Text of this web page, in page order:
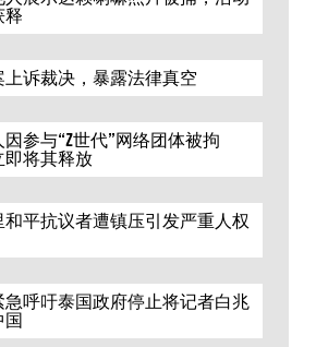
释
诉裁决，暴露法律真空
参与“Z世代”网络团体被拘
即将其释放
和平抗议者遭镇压引发严重人权
呼吁泰国政府停止将记者白兆
国